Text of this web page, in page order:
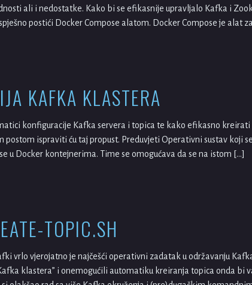
ali i nedostatke. Kako bi se efikasnije upravljalo Kafka i
postići Docker Compose alatom. Docker Compose je alat
KAFKA KLASTERA
konfiguracije Kafka servera i topica te kako efikasno
postom ispraviti ću taj propust. Preduvjeti Operativni sustav koji
u Docker kontejnerima. Time se omogućava da se na istom […]
TOPIC.SH
vrlo vjerojatno je najčešći operativni zadatak u održavanju
klastera” i onemogućili automatiku kreiranja topica onda bi